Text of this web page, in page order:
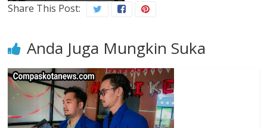
Share This Post:
Anda Juga Mungkin Suka